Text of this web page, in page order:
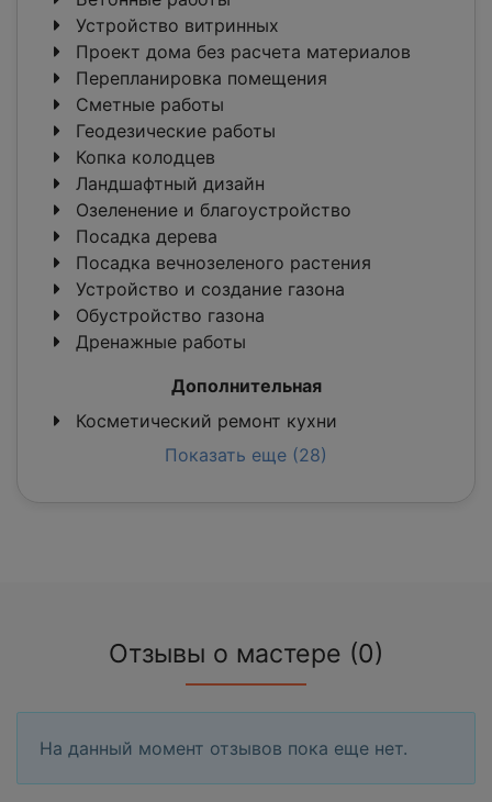
Устройство витринных
Проект дома без расчета материалов
Перепланировка помещения
Сметные работы
Геодезические работы
Копка колодцев
Ландшафтный дизайн
Озеленение и благоустройство
Посадка дерева
Посадка вечнозеленого растения
Устройство и создание газона
Обустройство газона
Дренажные работы
Дополнительная
Косметический ремонт кухни
Показать еще (28)
Отзывы о мастере (0)
На данный момент отзывов пока еще нет.